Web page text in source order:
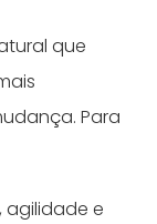
que
Para
agilidade e